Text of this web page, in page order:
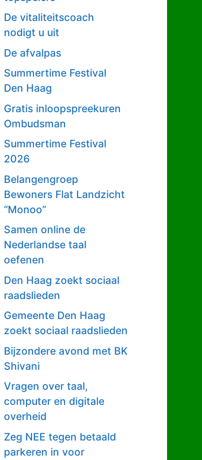
De vitaliteitscoach
nodigt u uit
De afvalpas
Summertime Festival
Den Haag
Gratis inloopspreekuren
Ombudsman
Summertime Festival
2026
Belangengroep
Bewoners Flat Landzicht
“Monoo”
Samen online de
Nederlandse taal
oefenen
Den Haag zoekt sociaal
raadslieden
Gemeente Den Haag
zoekt sociaal raadslieden
Bijzondere avond met BK
Shivani
Vragen over taal,
computer en digitale
overheid
Zeg NEE tegen betaald
parkeren in voor